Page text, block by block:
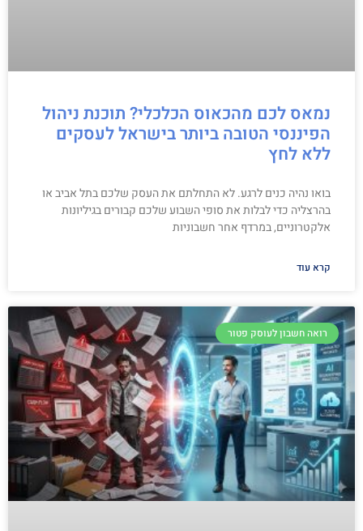
נמאס לכם מהכאוס הכלכלי? תוכנת ניהול
הפיננסי הטובה ביותר בישראל לעסקים
ללא לחץ
בואו נהיה כנים לרגע. לא התחלתם את העסק שלכם בתל אביב או
בהרצליה כדי לבלות את סופי השבוע שלכם קבורים בגיליונות
אלקטרוניים, במרדף אחר חשבוניות
קרא עוד
רואה חשבון לעוסק פטור